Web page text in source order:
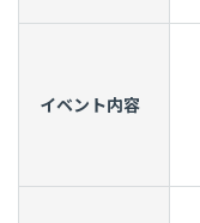
イベント内容